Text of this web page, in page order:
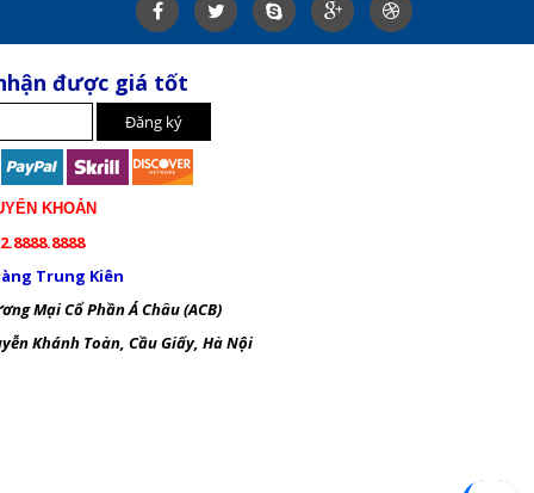
được giá tốt
KHOẢN
Trung Kiên
Mại Cổ Phần Á Châu (ACB)
Khánh Toàn, Cầu Giấy, Hà Nội